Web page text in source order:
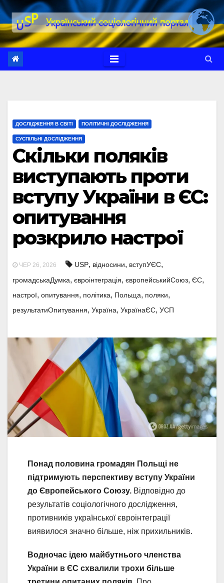
Перейти
до
вмісту
ДОСЛІДЖЕННЯ В СВІТІ ПОЛІТИЧНІ ДОСЛІДЖЕННЯ
СУСПІЛЬНІ ДОСЛІДЖЕННЯ
Скільки поляків
виступають проти
вступу України в ЄС:
опитування
розкрило настрої
ЧЕР 26, 2026 USP, відносини, вступУЄС,
громадськаДумка, євроінтеграція, європейськийСоюз, ЄС,
настрої, опитування, політика, Польща, поляки,
результатиОпитування, Україна, УкраїнаЄС, УСП
Понад половина громадян Польщі не
підтримують перспективу вступу України
до Європейського Союзу. Відповідно до
результатів соціологічного дослідження,
противників української євроінтеграції
виявилося значно більше, ніж прихильників.
Водночас ідею майбутнього членства
України в ЄС схвалили трохи більше